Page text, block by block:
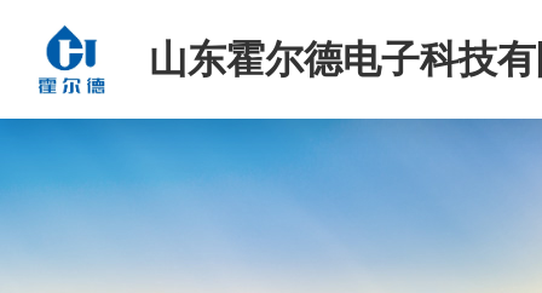
山东霍尔德电子科技